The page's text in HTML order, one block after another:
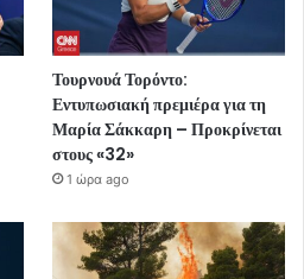
Τουρνουά Τορόντο:
Εντυπωσιακή πρεμιέρα για τη
Μαρία Σάκκαρη – Προκρίνεται
στους «32»
1 ώρα ago